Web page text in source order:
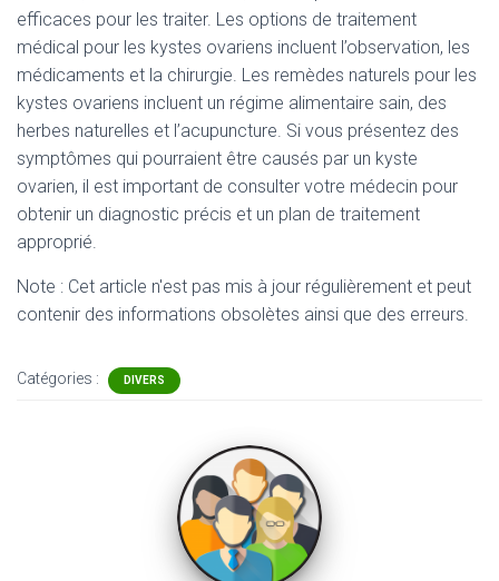
efficaces pour les traiter. Les options de traitement
médical pour les kystes ovariens incluent l’observation, les
médicaments et la chirurgie. Les remèdes naturels pour les
kystes ovariens incluent un régime alimentaire sain, des
herbes naturelles et l’acupuncture. Si vous présentez des
symptômes qui pourraient être causés par un kyste
ovarien, il est important de consulter votre médecin pour
obtenir un diagnostic précis et un plan de traitement
approprié.
Note : Cet article n'est pas mis à jour régulièrement et peut
contenir des informations obsolètes ainsi que des erreurs.
Catégories : DIVERS